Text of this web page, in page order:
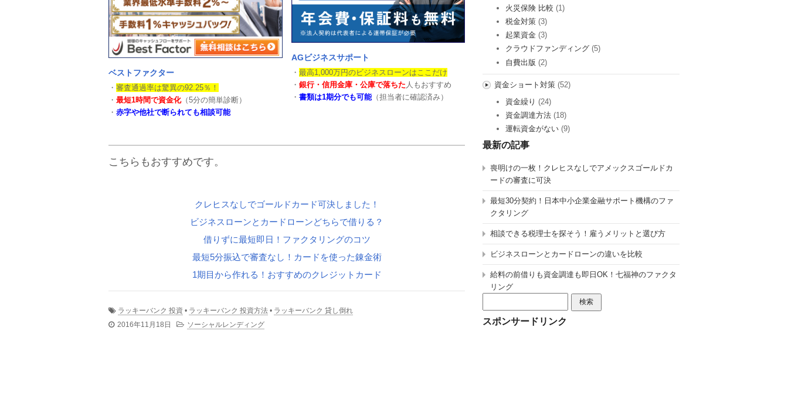
ベストファクター
・ 審査通過率は驚異の92.25％！
・ 最短1時間で資金化（5分の簡単診断）
・ 赤字や他社で断られても相談可能
AGビジネスサポート
・ 最高1,000万円のビジネスローンはここだけ
・ 銀行・信用金庫・公庫で落ちた 人もおすすめ
・ 書類は1期分でも可能（担当者に確認済み）
こちらもおすすめです。
クレヒスなしでゴールドカード可決しました！
ビジネスローンとカードローンどちらで借りる？
借りずに最短即日！ファクタリングのコツ
最短5分振込で審査なし！カードを使った錬金術
1期目から作れる！おすすめのクレジットカード
ラッキーバンク 投資 • ラッキーバンク 投資方法 • ラッキーバンク 貸し倒れ
2016年11月18日
ソーシャルレンディング
火災保険 比較 (1)
税金対策 (3)
起業資金 (3)
クラウドファンディング (5)
自費出版 (2)
資金ショート対策(52)
資金繰り (24)
資金調達方法 (18)
運転資金がない (9)
最新の記事
喪明けの一枚！クレヒスなしでアメックスゴールドカ
ードの審査に可決
最短30分契約！日本中小企業金融サポート機構のファ
クタリング
相談できる税理士を探そう！雇うメリットと選び方
ビジネスローンとカードローンの違いを比較
給料の前借りも資金調達も即日OK！七福神のファクタ
リング
索:
スポンサードリンク